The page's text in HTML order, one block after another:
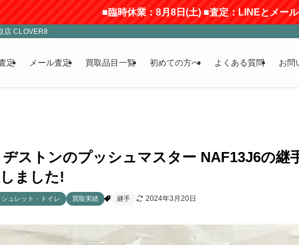
■臨時休業：8月8日(土) ■査定：LINEとメールのみ受付
店 CLOVER8
定 メール査定 買取品目一覧 初めての方へ よくある質問 お問
ヂストンのプッシュマスター NAF13J6の継
ました!
ュレット・トイレ 買取実績 継手 2024年3月20日